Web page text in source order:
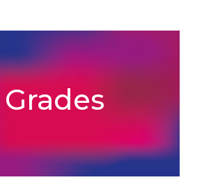
Grades